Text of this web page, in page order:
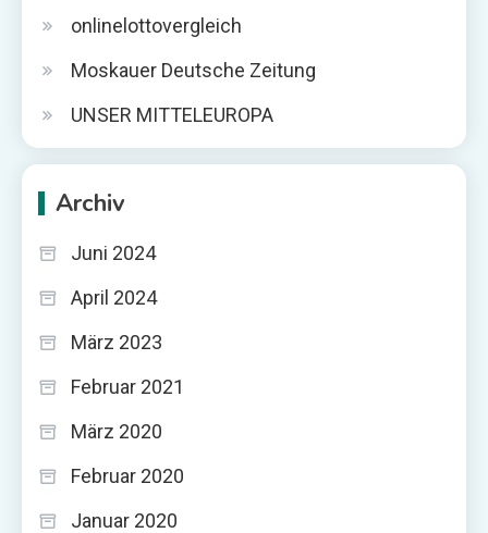
onlinelottovergleich
Moskauer Deutsche Zeitung
UNSER MITTELEUROPA
Archiv
Juni 2024
April 2024
März 2023
Februar 2021
März 2020
Februar 2020
Januar 2020